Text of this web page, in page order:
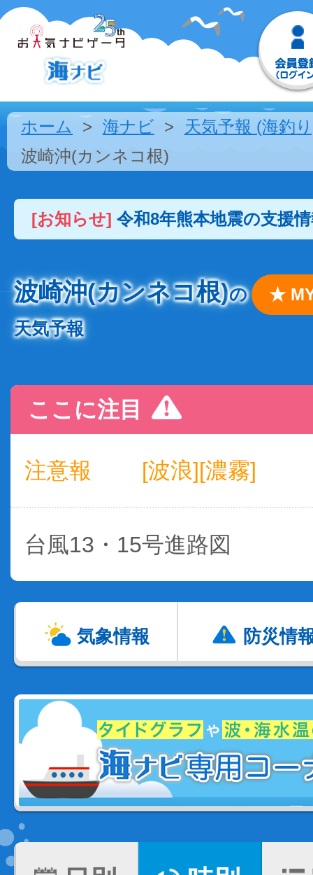
ホーム 海ナビ
天気予報 (海釣
波崎沖(カンネコ根)
[お知らせ] 令和8年熊本地震の支援
波崎沖(カンネコ根)の
天気予報
★
ここに注目
注意報 [波浪][濃霧]
台風13・15号進路図
気象情報 防災情